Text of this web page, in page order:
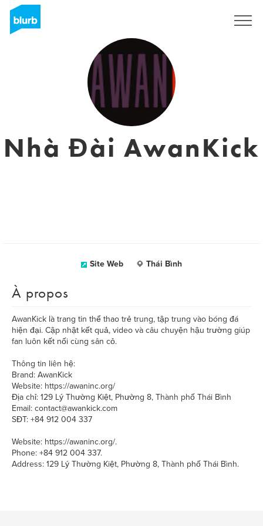
Nhà Đài AwanKick
Site Web Thái Bình
À propos
AwanKick là trang tin thể thao trẻ trung, tập trung vào bóng đá
hiện đại. Cập nhật kết quả, video và câu chuyện hậu trường giúp
fan luôn kết nối cùng sân cỏ.
Thông tin liên hệ:
Brand: AwanKick
Website: https://awaninc.org/
Địa chỉ: 129 Lý Thường Kiệt, Phường 8, Thành phố Thái Bình
Email: contact@awankick.com
SĐT: +84 912 004 337
Website: https://awaninc.org/.
Phone: +84 912 004 337.
Address: 129 Lý Thường Kiệt, Phường 8, Thành phố Thái Bình.